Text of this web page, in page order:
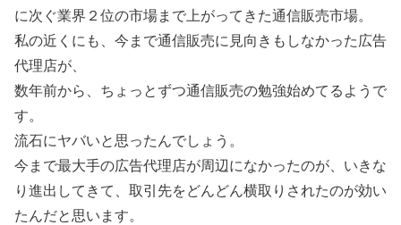
に次ぐ業界２位の市場まで上がってきた通信販売市場。
私の近くにも、今まで通信販売に見向きもしなかった広告
代理店が、
数年前から、ちょっとずつ通信販売の勉強始めてるようで
す。
流石にヤバいと思ったんでしょう。
今まで最大手の広告代理店が周辺になかったのが、いきな
り進出してきて、取引先をどんどん横取りされたのが効い
たんだと思います。